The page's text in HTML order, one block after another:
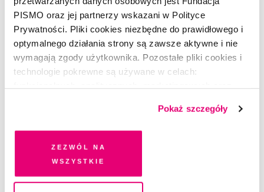
PISMO oraz jej partnerzy wskazani w Polityce
Prywatności. Pliki cookies niezbędne do prawidłowego i
optymalnego działania strony są zawsze aktywne i nie
wymagają zgody użytkownika. Pozostałe pliki cookies i
technologie pokrewne są używane w celach:
dobrowolną zgodę na pliki cookies i technologie
pokrewne, zgadzasz się na przechowywanie informacji
na Twoim urządzeniu końcowym lub dostęp do niego i
przetwarzanie danych. Zgodę na wszystkie lub niektóre
chwili wycofać lub ponowić w zakładce "Ustawienia
Pokaż szczegóły
Zezwól na
wszystkie